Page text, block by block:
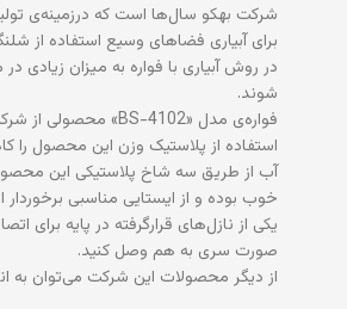
شرکت بهکو سال‌ها است که درزمینه‌ی
برای آبیاری فضاهای وسیع استفاده
در روش آبیاری با فواره به میزان
شوند.
فواره‌ی مدل «BS-4102» محصولی از شرکت «بهکو» است که از جنس پلاستیک مقاوم ساخته شده
استفاده از پلاستیک وزن این محصول
آب از طریق سه شاخ پلاستیکی این
خوب بوده و از ایستایی مناسبی
یکی از نازل‌های قرارگرفته در پایه
صورت سری به هم وصل کنید.
از دیگر محصولات این شرکت می‌توان به